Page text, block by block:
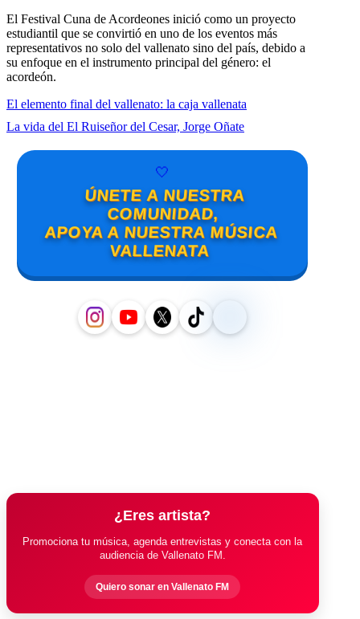
El Festival Cuna de Acordeones inició como un proyecto
estudiantil que se convirtió en uno de los eventos más
representativos no solo del vallenato sino del país, debido a
su enfoque en el instrumento principal del género: el
acordeón.
El elemento final del vallenato: la caja vallenata
La vida del El Ruiseñor del Cesar, Jorge Oñate
🤍
ÚNETE A NUESTRA
COMUNIDAD,
APOYA A NUESTRA MÚSICA
VALLENATA
¿Eres artista?
Promociona tu música, agenda entrevistas y conecta con la
audiencia de Vallenato FM.
Quiero sonar en Vallenato FM